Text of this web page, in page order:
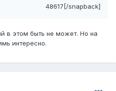
48617[/snapback]
в этом быть не может. Но на
интересно.